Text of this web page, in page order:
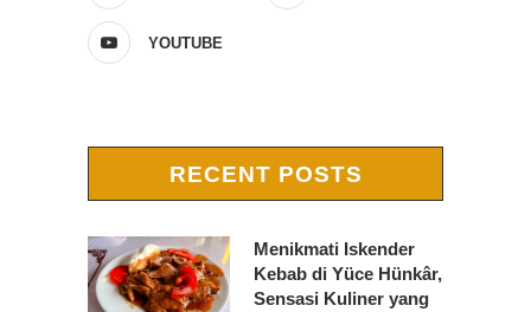
YOUTUBE
RECENT POSTS
Menikmati Iskender
Kebab di Yüce Hünkâr,
Sensasi Kuliner yang